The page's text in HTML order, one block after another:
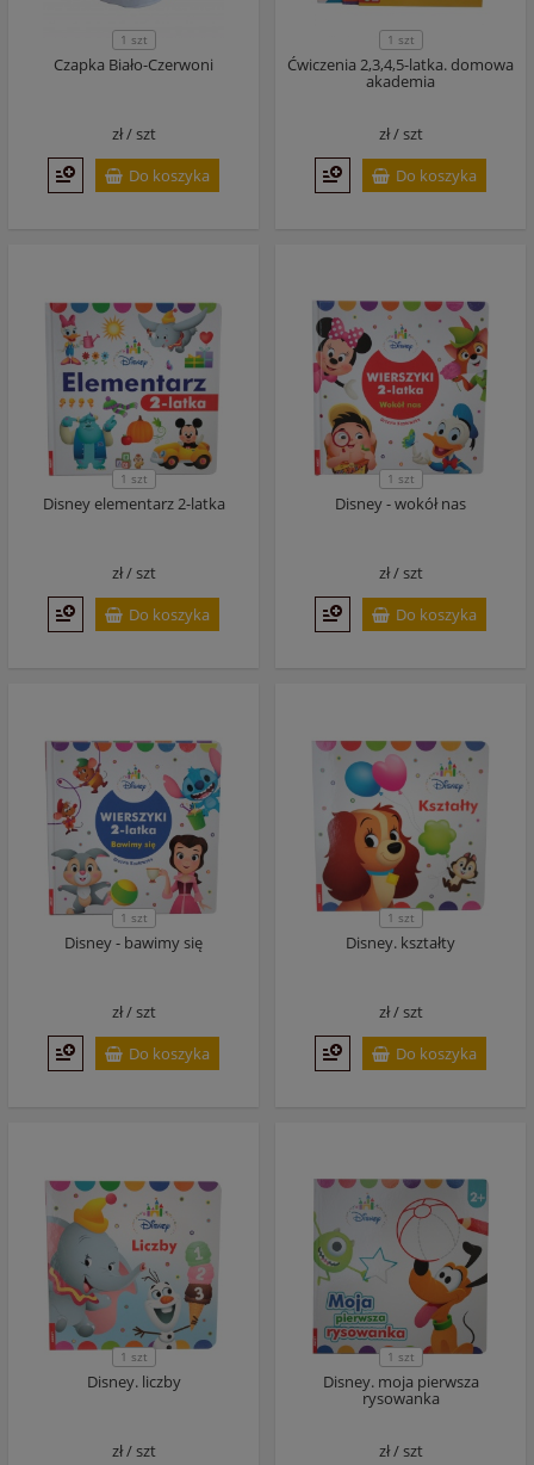
1 szt
Czapka Biało-Czerwoni
zł /szt
Do koszyka
1 szt
Ćwiczenia 2,3,4,5-latka. domowa
akademia
zł /szt
Do koszyka
1 szt
Disney elementarz 2-latka
zł /szt
Do koszyka
1 szt
Disney - wokół nas
zł /szt
Do koszyka
1 szt
Disney - bawimy się
zł /szt
Do koszyka
1 szt
Disney. kształty
zł /szt
Do koszyka
1 szt
Disney. liczby
zł /szt
1 szt
Disney. moja pierwsza
rysowanka
zł /szt